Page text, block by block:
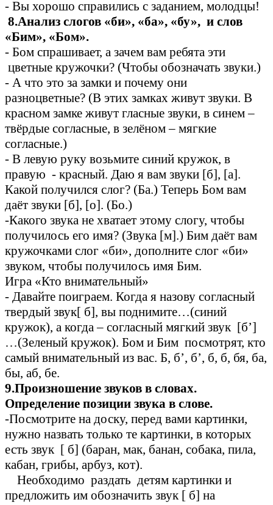
- Вы хорошо справились с заданием, молодцы!
8.Анализ слогов «би», «ба», «бу», и слов
«Бим», «Бом».
- Бом спрашивает, а зачем вам ребята эти
цветные кружочки? (Чтобы обозначать звуки.)
- А что это за замки и почему они
разноцветные? (В этих замках живут звуки. В
красном замке живут гласные звуки, в синем –
твёрдые согласные, в зелёном – мягкие
согласные.)
- В левую руку возьмите синий кружок, в
правую - красный. Даю я вам звуки [б], [а].
Какой получился слог? (Ба.) Теперь Бом вам
даёт звуки [б], [о]. (Бо.)
-Какого звука не хватает этому слогу, чтобы
получилось его имя? (Звука [м].) Бим даёт вам
кружочками слог «би», дополните слог «би»
звуком, чтобы получилось имя Бим.
Игра «Кто внимательный»
- Давайте поиграем. Когда я назову согласный
твердый звук[ б], вы поднимите…(синий
кружок), а когда – согласный мягкий звук [б’]
…(Зеленый кружок). Бом и Бим посмотрят, кто
самый внимательный из вас. Б, б’, б’, б, б, бя, ба,
бы, аб, бе.
9.Произношение звуков в словах.
Определение позиции звука в слове.
-Посмотрите на доску, перед вами картинки,
нужно назвать только те картинки, в которых
есть звук [ б] (баран, мак, банан, собака, пила,
кабан, грибы, арбуз, кот).
Необходимо раздать детям картинки и
предложить им обозначить звук [ б] на